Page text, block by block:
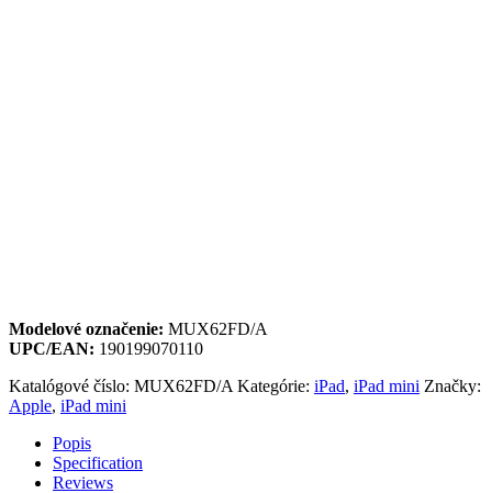
Modelové označenie: MUX62FD/A
UPC/EAN: 190199070110
Katalógové číslo: MUX62FD/A Kategórie: iPad, iPad mini Značky:
Apple, iPad mini
Popis
Specification
Reviews